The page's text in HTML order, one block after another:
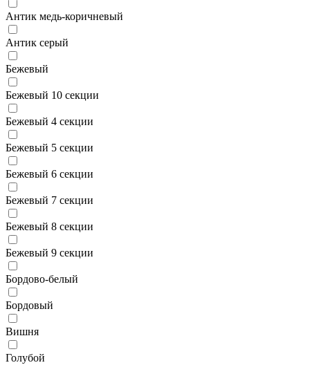
Антик медь-коричневый
Антик серый
Бежевый
Бежевый 10 секции
Бежевый 4 секции
Бежевый 5 секции
Бежевый 6 секции
Бежевый 7 секции
Бежевый 8 секции
Бежевый 9 секции
Бордово-белый
Бордовый
Вишня
Голубой